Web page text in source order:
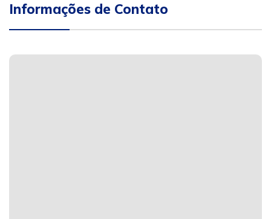
Informações de Contato